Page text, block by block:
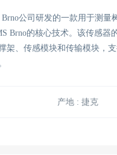
Brno公司研发的一款用于测量
Brno的核心技术。该传感器
架、传感模块和传输模块，
产地 : 捷克